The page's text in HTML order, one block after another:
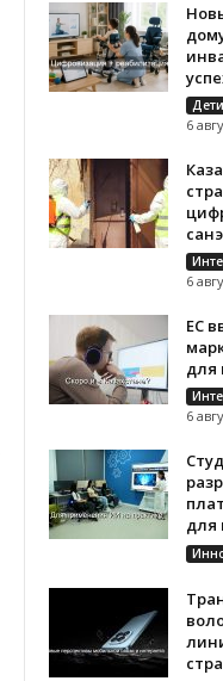
6
6
ЕС
для
6
для